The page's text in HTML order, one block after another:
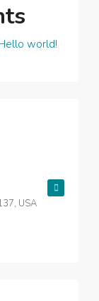
world!
USA